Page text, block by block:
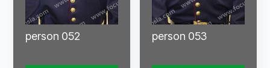
person 052 person 053